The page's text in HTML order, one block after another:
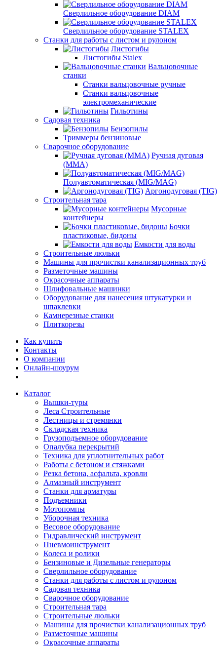
Сверлильное оборудование DIAM
Сверлильное оборудование STALEX
Станки для работы с листом и рулоном
Листогибы
Листогибы Stalex
Вальцовочные
станки
Станки вальцовочные ручные
Станки вальцовочные
электромеханические
Гильотины
Садовая техника
Бензопилы
Триммеры бензиновые
Сварочное оборудование
Ручная дуговая
(MMA)
Полуавтоматическая (MIG/MAG)
Аргонодуговая (TIG)
Строительная тара
Мусорные
контейнеры
Бочки
пластиковые, бидоны
Емкости для воды
Строительные люльки
Машины для прочистки канализационных труб
Разметочные машины
Окрасочные аппараты
Шлифовальные машинки
Оборудование для нанесения штукатурки и
шпаклевки
Камнерезные станки
Плиткорезы
Как купить
Контакты
О компании
Онлайн-шоурум
Каталог
Вышки-туры
Леса Строительные
Лестницы и стремянки
Складская техника
Грузоподъемное оборудование
Опалубка перекрытий
Техника для уплотнительных работ
Работы с бетоном и стяжками
Резка бетона, асфальта, кровли
Алмазный инструмент
Станки для арматуры
Подъемники
Мотопомпы
Уборочная техника
Весовое оборудование
Гидравлический инструмент
Пневмоинструмент
Колеса и ролики
Бензиновые и Дизельные генераторы
Сверлильное оборудование
Станки для работы с листом и рулоном
Садовая техника
Сварочное оборудование
Строительная тара
Строительные люльки
Машины для прочистки канализационных труб
Разметочные машины
Окрасочные аппараты